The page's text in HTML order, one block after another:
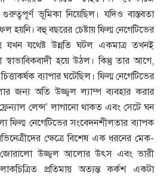
ভূমিকা নিয়েছিল। যদিও বাস্তবতা
হয়নি। বহু বছরের চেষ্টায় ফিল্ম নেগেটিভের
যখন যথেষ্ট উন্নতি ঘটল একমাত্র তখনই
স্বাভাবিকবাদী হয়ে উঠল। কিন্তু তার আগে,
ব্যাপার ঘটেছিল। ফিল্ম নেগেটিভের
জন্য অতি উজ্জ্বল ল্যাম্প ব্যবহার করার
লেন্স’ লাগানাে থাকত এবং সেটে ঘন
ফিল্ম নেগেটিভের সংবেদনশীলতার ব্যাপক
ক্ষেত্রে বিশেষ এক ধরনের মেক-
উজ্জ্বল আলাের উৎস এবং ভারী
প্রতিমায় অত্যন্ত কর্কশ একটা